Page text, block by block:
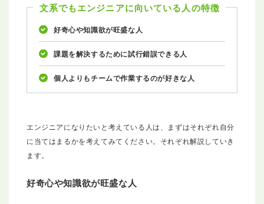
文系でもエンジニアに向いている人の特徴
好奇心や知識欲が旺盛な人
課題を解決するために試行錯誤できる人
個人よりもチームで作業するのが好きな人
エンジニアになりたいと考えている人は、まずはそれぞれ自分
に当てはまるかを考えてみてください。それぞれ解説していき
ます。
好奇心や知識欲が旺盛な人